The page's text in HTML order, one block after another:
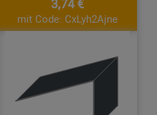
3,74 €
mit Code: CxLyh2Ajne